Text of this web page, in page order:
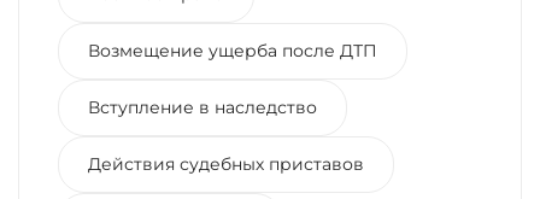
Возмещение ущерба после ДТП
Вступление в наследство
Действия судебных приставов